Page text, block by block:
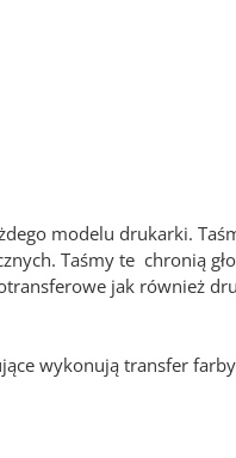
modelu drukarki.
Taśmy te chronią
jak również
wykonują transfer